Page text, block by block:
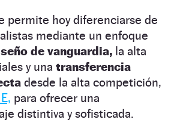
permite hoy diferenciarse de
mediante un enfoque
de vanguardia, la alta
y una transferencia
desde la alta competición,
para ofrecer una
distintiva y sofisticada.